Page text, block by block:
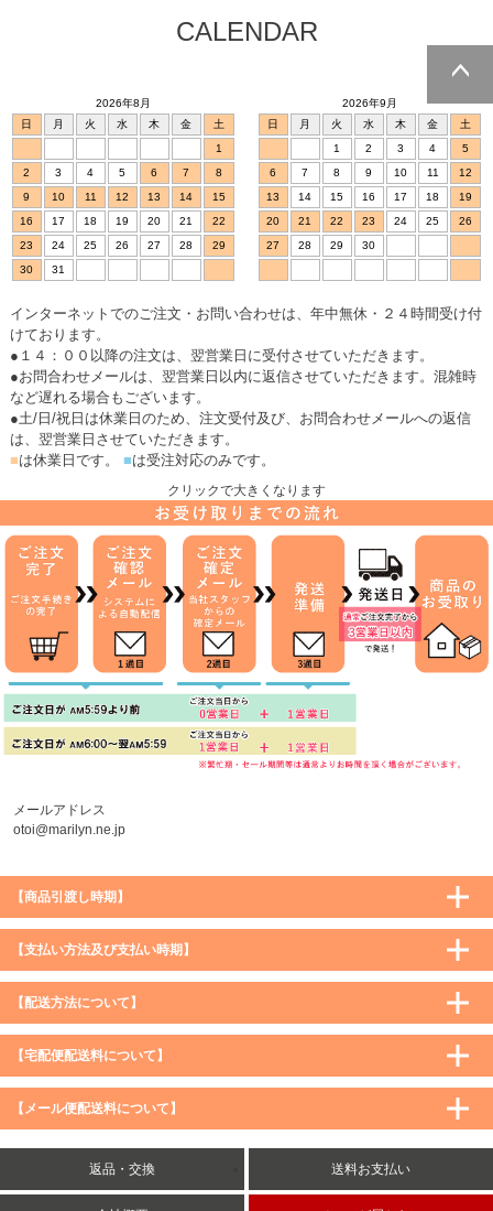
プへ
CALENDAR
2026年8月
日
月 火 水 木 金
土
1
2
3 4 5 6 7
8
9
10 11 12 13 14
15
16
17 18 19 20 21
22
23
24 25 26 27 28
29
30
31
2026年9月
日
月 火 水 木 金
土
1
2 3 4
5
6
7 8 9 10 11
12
13
14 15 16 17 18
19
20
21 22 23 24 25
26
27
28 29 30
インターネットでのご注文・お問い合わせは、年中無休・２４時間受け付
けております。
●１４：００以降の注文は、翌営業日に受付させていただきます。
●お問合わせメールは、翌営業日以内に返信させていただきます。混雑時
など遅れる場合もございます。
●土/日/祝日は休業日のため、注文受付及び、お問合わせメールへの返信
は、翌営業日させていただきます。
■は休業日です。 ■は受注対応のみです。
クリックで大きくなります
メールアドレス
otoi@marilyn.ne.jp
【商品引渡し時期】
【支払い方法及び支払い時期】
【配送方法について】
【宅配便配送料について】
購入価格 ／ 地域 通常 沖縄・離島など一部地域
5,900円（税込）未満
590円（税込）
【メール便配送料について】
5,900円（税込）以上 送料無料
返品・交換 送料お支払い